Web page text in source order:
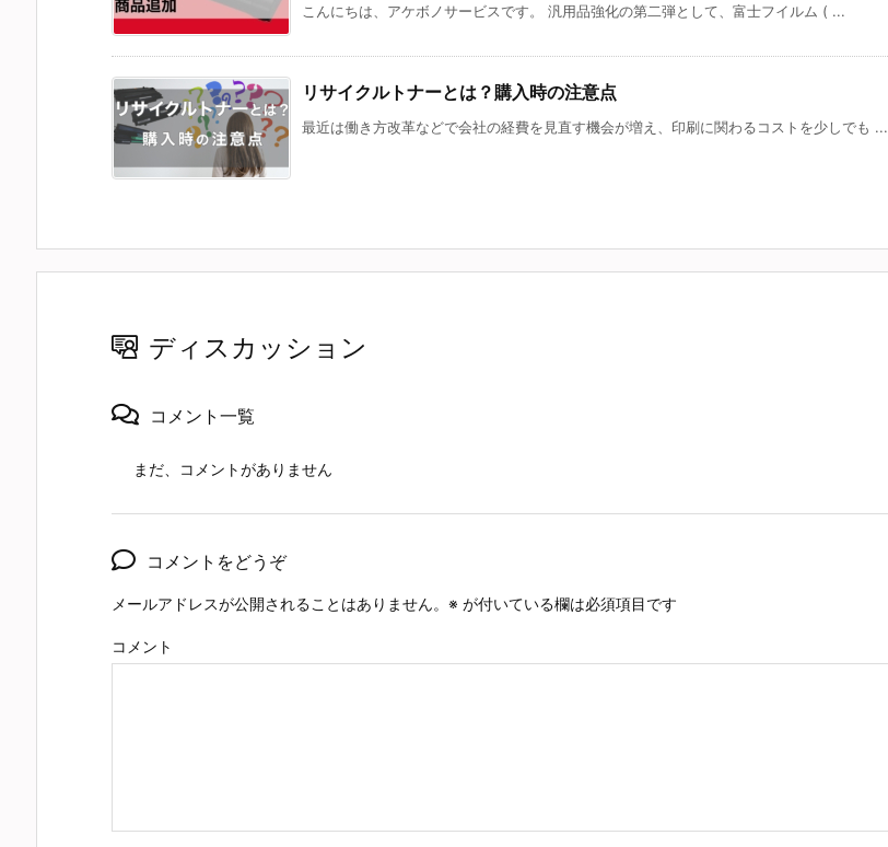
こんにちは、アケボノサービスです。 汎用品強化の第二弾として、富士フイルム ( ...
リサイクルトナーとは？購入時の注意点
最近は働き方改革などで会社の経費を見直す機会が増え、印刷に関わるコストを少しでも ...
ディスカッション
コメント一覧
まだ、コメントがありません
コメントをどうぞ
メールアドレスが公開されることはありません。 ※ が付いている欄は必須項目です
コメント